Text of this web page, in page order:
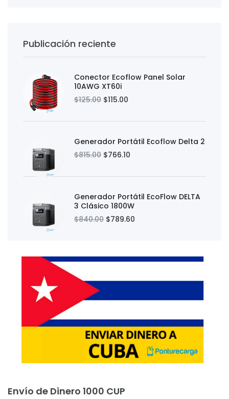
Publicación reciente
Conector Ecoflow Panel Solar
10AWG XT60i
$125.00 $115.00
Generador Portátil Ecoflow Delta 2
$815.00 $766.10
Generador Portátil EcoFlow DELTA
3 Clásico 1800W
$840.00 $789.60
Envío de Dinero 1000 CUP